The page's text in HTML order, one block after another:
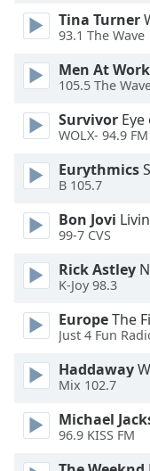
Background
Color
Opacity
Caption
Area
Background
Font
Tina Turner
93.1 The Wave
Men At Work
105.5 The
Survivor
WOLX- 94.9 FM
Eurythmics
B 105.7
Bon Jovi
99-7 CVS
Rick Astley
K-Joy 98.3
EuropeThe
Just 4 Fun
Haddaway
Mix 102.7
Michael
96.9 KISS FM